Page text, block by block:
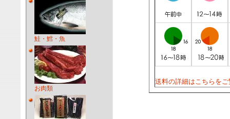
鮭・鱈・魚
お肉類
送料の詳細はこちらを